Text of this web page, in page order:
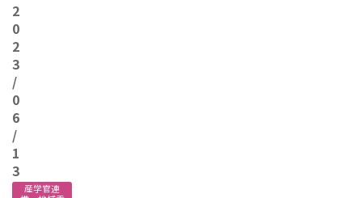
2
0
2
3
/
0
6
/
1
3
産学官連